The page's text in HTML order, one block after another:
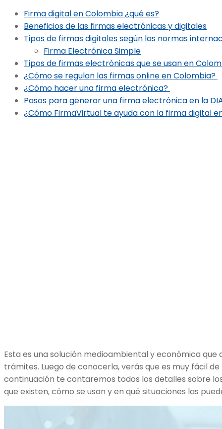
Firma digital en Colombia ¿qué es?
Beneficios de las firmas electrónicas y digitales
Tipos de firmas digitales según las normas
Firma Electrónica Simple
Tipos de firmas electrónicas que se usan en
¿Cómo se regulan las firmas online en Colombia?
¿Cómo hacer una firma electrónica?
Pasos para generar una firma electrónica en la
¿Cómo FirmaVirtual te ayuda con la firma digital
Esta es una solución medioambiental y económica que
trámites. Luego de conocerla, verás que es muy fácil
continuación te contaremos todos los detalles sobre
que existen, cómo se usan y en qué situaciones las